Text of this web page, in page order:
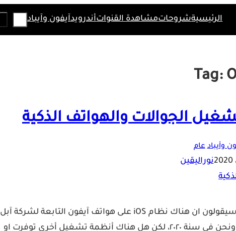
الرئيسيةشروحاتمشاهدة القنواتأندرويدآيفون وآيباد
Tag:
الجوالات والهواتف الذكية
وآيباد عام
نوراليقين
اذا ما تحدثنا عن نظام تشغيل الهواتف الذكية، فأغلبهم سيقولون ان هناك نظام iOS على هواتف آيفون التابعة لشركة آبل
وباقي الاجهزة تعمل بنظام أندرويد! هذا صحيح نوعا ما ونحن في سنة ٢٠٢٠، لكن هل هناك أنظمة تشغيل أخرى توفرت او